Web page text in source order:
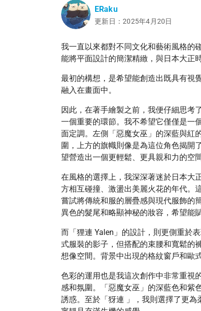
ERaku
更新日：2025年4月20日
我一直以來都對不同文化和藝術風格的
能將平面設計的簡潔精緻，與日本大正
最初的構想，是希望能創造出既具有視
融入在畫面中。
因此，在著手繪製之前，我便仔細思考
一個重要的環節。我不希望它僅僅是一
面定調。左側「惡魔女巫」的深藍與紅
圍，上方的旗幟則像是為這位角色揭開
望營造出一個更輕鬆、更具親和力的空間
在風格的選擇上，我深深著迷於日本大
方相互碰撞、激盪出美麗火花的年代。
嘗試將傳統和服的層疊感與現代服飾的
異色的髮尾和略顯神秘的妝容，希望能
而「狸連 Yalen」的設計，則更側重於
式服裝的影子，但搭配的束腰和寬鬆的
想像空間。背景中出現的格紋窗戶和歐
色彩的運用也是我這次創作中非常重視
感和氛圍。「惡魔女巫」的深藍色和紫
誘惑。至於「犽連 」，我則選擇了更為